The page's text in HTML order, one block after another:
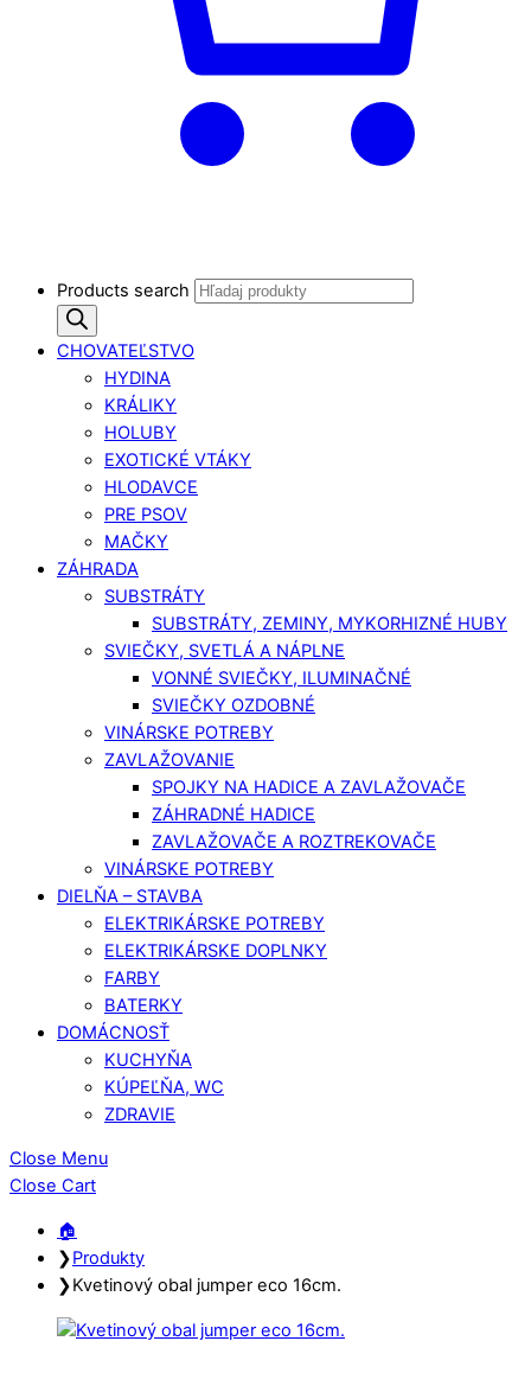
Products search
CHOVATEĽSTVO
HYDINA
KRÁLIKY
HOLUBY
EXOTICKÉ VTÁKY
HLODAVCE
PRE PSOV
MAČKY
ZÁHRADA
SUBSTRÁTY
SUBSTRÁTY, ZEMINY, MYKORHIZNÉ HUBY
SVIEČKY, SVETLÁ A NÁPLNE
VONNÉ SVIEČKY, ILUMINAČNÉ
SVIEČKY OZDOBNÉ
VINÁRSKE POTREBY
ZAVLAŽOVANIE
SPOJKY NA HADICE A ZAVLAŽOVAČE
ZÁHRADNÉ HADICE
ZAVLAŽOVAČE A ROZTREKOVAČE
VINÁRSKE POTREBY
DIELŇA – STAVBA
ELEKTRIKÁRSKE POTREBY
ELEKTRIKÁRSKE DOPLNKY
FARBY
BATERKY
DOMÁCNOSŤ
KUCHYŇA
KÚPEĽŇA, WC
ZDRAVIE
Close Menu
Close Cart
🏠︎
❯Produkty
❯Kvetinový obal jumper eco 16cm.